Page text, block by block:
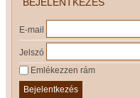
E-mail
Jelszó
Emlékezzen rám
Bejelentkezés